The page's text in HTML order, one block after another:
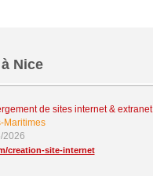
Nice
de sites internet & extranet
Maritimes
2026
creation-site-internet